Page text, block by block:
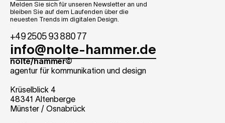
Melden Sie sich für unseren Newsletter an und
bleiben Sie auf dem Laufenden über die
neuesten Trends im digitalen Design.
+49 2505 93 880 77
info@nolte-hammer.de
nolte/hammer©
agentur für kommunikation und design
Krüselblick 4
48341 Altenberge
Münster / Osnabrück